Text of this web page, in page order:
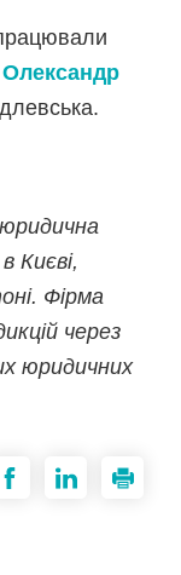
Олександр
Києві,
Фірма
через
юридичних